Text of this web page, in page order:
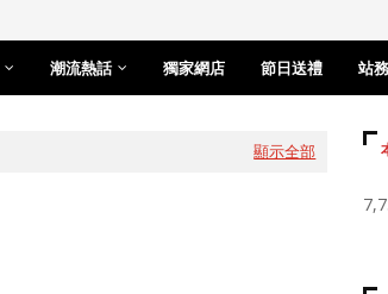
潮流熱話 獨家網店 節日送禮 站
顯示全部